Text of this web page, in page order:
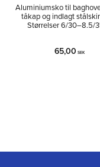
Aluminiumsko til
tåkap og indlagt
Størrelser 6/30–8.5/
65,00 SEK